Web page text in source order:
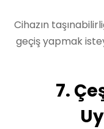
Cihazın
geçiş yapmak
7.